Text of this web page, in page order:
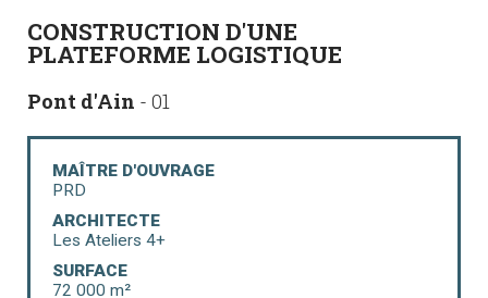
CONSTRUCTION D'UNE
PLATEFORME LOGISTIQUE
Pont d'Ain - 01
MAÎTRE D'OUVRAGE
PRD
ARCHITECTE
Les Ateliers 4+
SURFACE
72 000 m²